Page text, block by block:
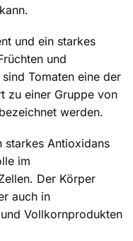
und ein starkes
und
Tomaten eine der
zu einer Gruppe von
werden.
starkes Antioxidans
im
Der Körper
auch in
Vollkornprodukten